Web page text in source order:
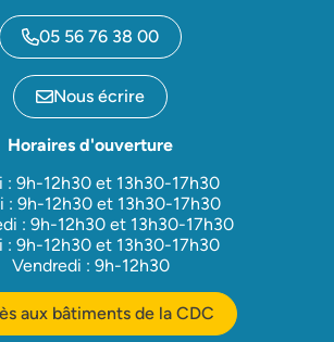
05 56 76 38 00
Nous écrire
Horaires d'ouverture
: 9h-12h30 et 13h30-17h30
: 9h-12h30 et 13h30-17h30
: 9h-12h30 et 13h30-17h30
: 9h-12h30 et 13h30-17h30
Vendredi : 9h-12h30
aux bâtiments de la CDC